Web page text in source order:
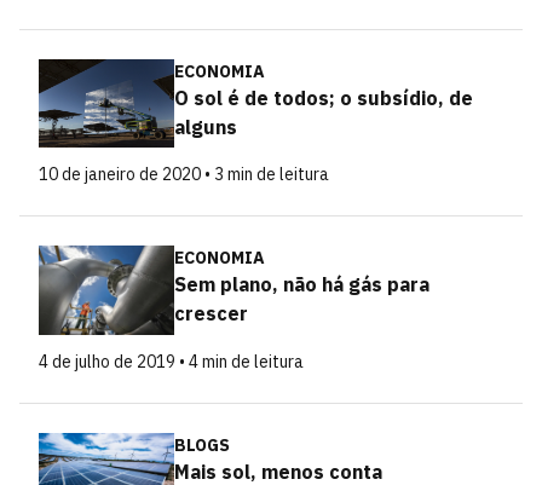
ECONOMIA
O sol é de todos; o subsídio, de
alguns
10 de janeiro de 2020 • 3 min de leitura
ECONOMIA
Sem plano, não há gás para
crescer
4 de julho de 2019 • 4 min de leitura
BLOGS
Mais sol, menos conta